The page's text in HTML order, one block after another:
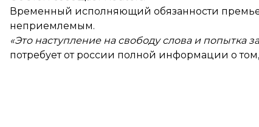
Временный исполняющий обязанности
неприемлемым.
«Это наступление на свободу слова и попытка
потребует от россии полной информации о